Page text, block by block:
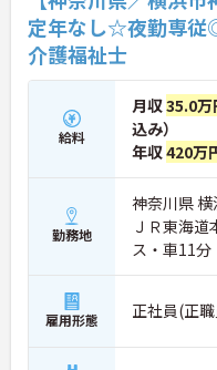
定年なし☆夜勤専従
介護福祉士
給料
月収35.0万
込み）
年収420万
勤務地
神奈川県
ＪＲ東海
ス・車11分
雇用形態 正社員(正